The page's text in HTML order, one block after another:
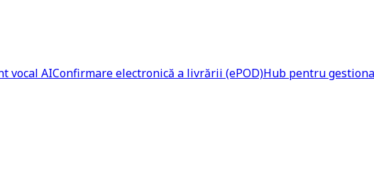
vocal AIConfirmare electronică a livrării (ePOD)Hub pentru